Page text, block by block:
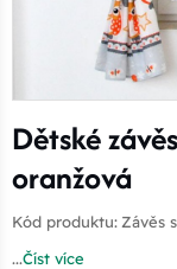
Dětské
oranžová
Kód produktu: Závěs
...Číst více